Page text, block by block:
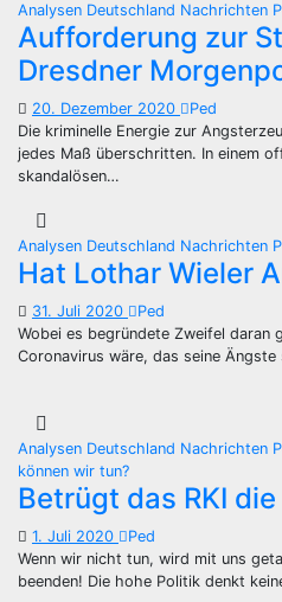
Analysen Deutschland Nachrichten
Aufforderung zur
Dresdner
20. Dezember 2020
Ped
Die kriminelle Energie zur
jedes Maß überschritten. In einem
skandalösen…
Analysen Deutschland Nachrichten
Hat Lothar Wieler
31. Juli 2020
Ped
Wobei es begründete Zweifel daran
Coronavirus wäre, das seine
Analysen Deutschland Nachrichten
können wir tun?
Betrügt das RKI
1. Juli 2020
Ped
Wenn wir nicht tun, wird mit uns
beenden! Die hohe Politik denkt